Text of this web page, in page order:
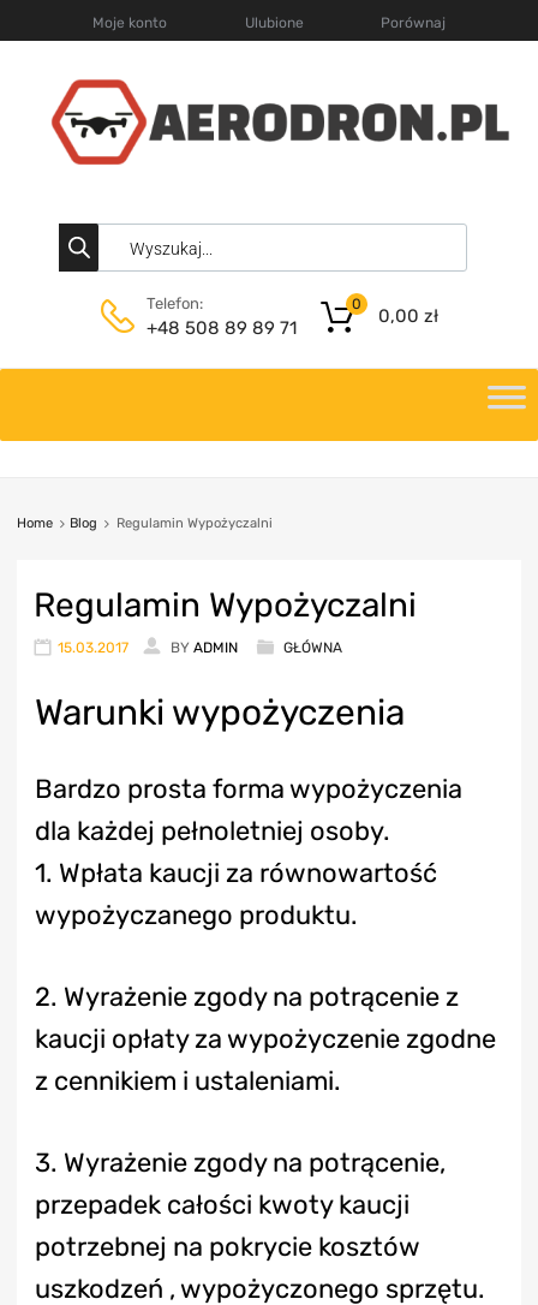
Moje konto Ulubione Porównaj
Telefon:
+48 508 89 89 71
0,00 zł
0
Home Blog Regulamin Wypożyczalni
Regulamin Wypożyczalni
15.03.2017 BY ADMIN GŁÓWNA
Warunki wypożyczenia
Bardzo prosta forma wypożyczenia
dla każdej pełnoletniej osoby.
1. Wpłata kaucji za równowartość
wypożyczanego produktu.
2. Wyrażenie zgody na potrącenie z
kaucji opłaty za wypożyczenie zgodne
z cennikiem i ustaleniami.
3. Wyrażenie zgody na potrącenie,
przepadek całości kwoty kaucji
potrzebnej na pokrycie kosztów
uszkodzeń , wypożyczonego sprzętu.